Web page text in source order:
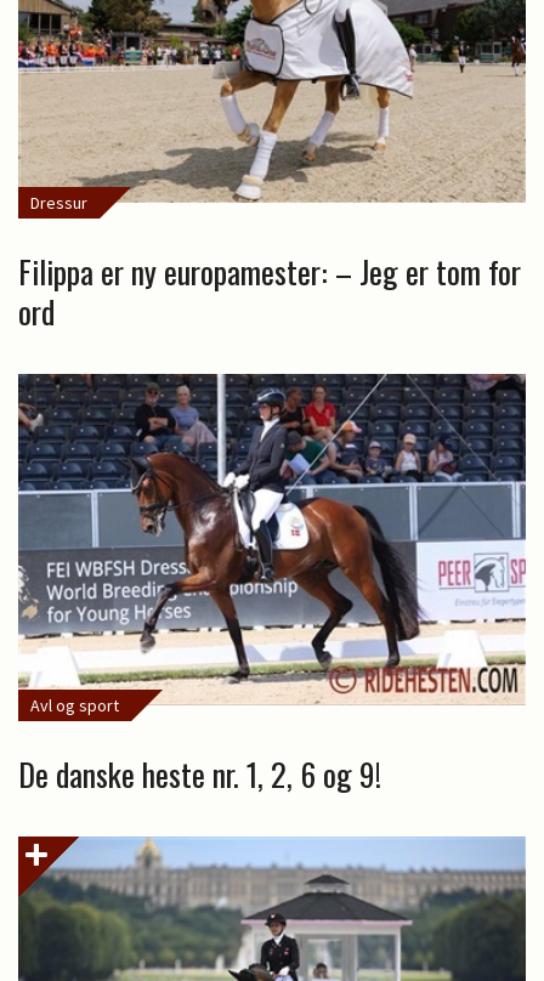
Dressur
Filippa er ny europamester: – Jeg er tom for
ord
Avl og sport
De danske heste nr. 1, 2, 6 og 9!